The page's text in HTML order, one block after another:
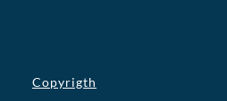
Copyrigth